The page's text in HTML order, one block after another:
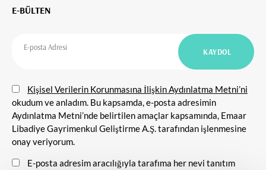
E-BÜLTEN
Kişisel Verilerin Korunmasına İlişkin Aydınlatma Metni’ni
okudum ve anladım. Bu kapsamda, e-posta adresimin
Aydınlatma Metni’nde belirtilen amaçlar kapsamında, Emaar
Libadiye Gayrimenkul Geliştirme A.Ş. tarafından işlenmesine
onay veriyorum.
E-posta adresim aracılığıyla tarafıma her nevi tanıtım